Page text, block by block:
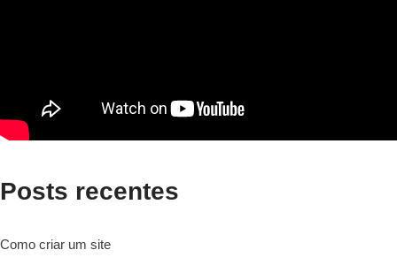
Posts recentes
Como criar um site